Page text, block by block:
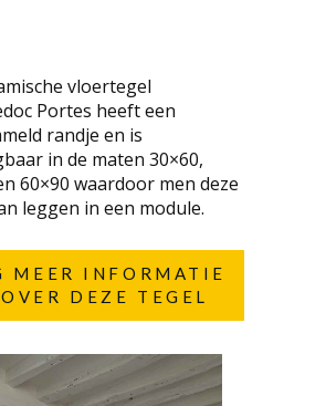
vloertegel
Portes heeft een
randje en is
in de maten 30×60,
60×90 waardoor men deze
leggen in een module.
MEER INFORMATIE
DEZE TEGEL